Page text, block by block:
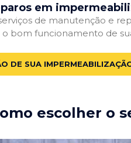
em
de manutenção e
bom funcionamento de
DE SUA
escolher o